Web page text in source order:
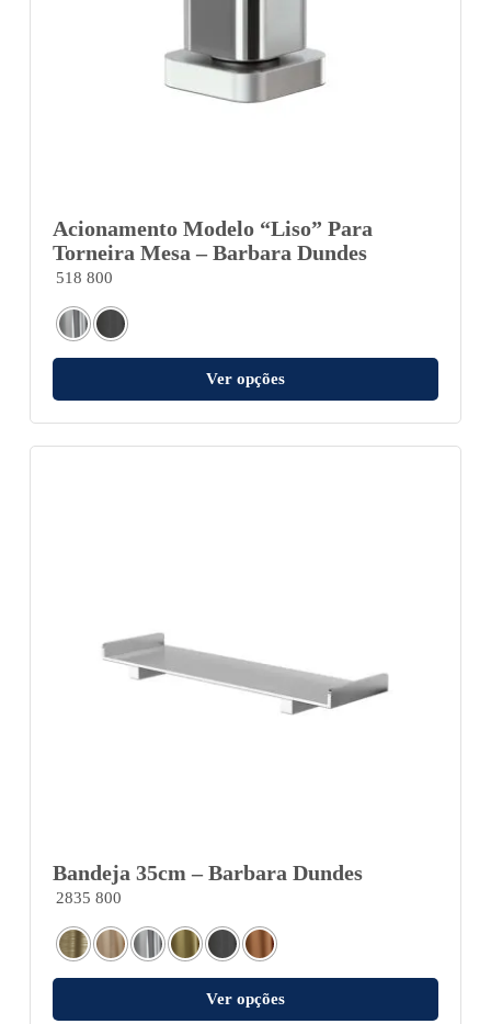
Acionamento Modelo “Liso” Para
Torneira Mesa – Barbara Dundes
518 800
Ver opções
Bandeja 35cm – Barbara Dundes
2835 800
Ver opções